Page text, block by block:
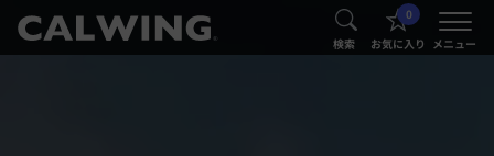
® 検索
0
お気に入り メニュー
®